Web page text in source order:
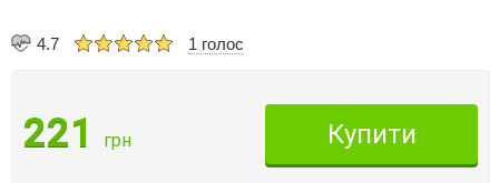
4.7 1 голос
221 грн Купити